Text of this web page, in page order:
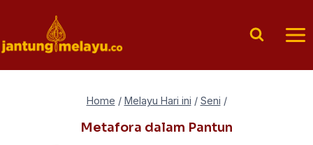
content
Home / Melayu Hari ini / Seni /
Metafora dalam Pantun